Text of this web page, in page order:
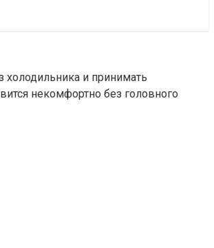
холодильника и принимать
некомфортно без головного